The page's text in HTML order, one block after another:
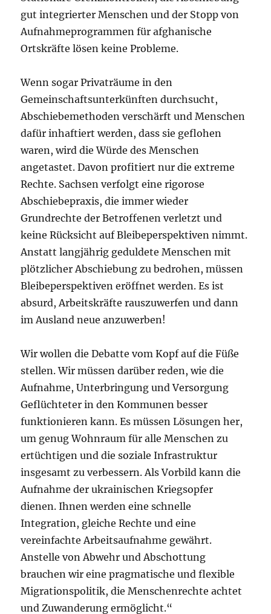
gut integrierter Menschen und der Stopp von
Aufnahmeprogrammen für afghanische
Ortskräfte lösen keine Probleme.
Wenn sogar Privaträume in den
Gemeinschaftsunterkünften durchsucht,
Abschiebemethoden verschärft und Menschen
dafür inhaftiert werden, dass sie geflohen
waren, wird die Würde des Menschen
angetastet. Davon profitiert nur die extreme
Rechte. Sachsen verfolgt eine rigorose
Abschiebepraxis, die immer wieder
Grundrechte der Betroffenen verletzt und
keine Rücksicht auf Bleibeperspektiven nimmt.
Anstatt langjährig geduldete Menschen mit
plötzlicher Abschiebung zu bedrohen, müssen
Bleibeperspektiven eröffnet werden. Es ist
absurd, Arbeitskräfte rauszuwerfen und dann
im Ausland neue anzuwerben!
Wir wollen die Debatte vom Kopf auf die Füße
stellen. Wir müssen darüber reden, wie die
Aufnahme, Unterbringung und Versorgung
Geflüchteter in den Kommunen besser
funktionieren kann. Es müssen Lösungen her,
um genug Wohnraum für alle Menschen zu
ertüchtigen und die soziale Infrastruktur
insgesamt zu verbessern. Als Vorbild kann die
Aufnahme der ukrainischen Kriegsopfer
dienen. Ihnen werden eine schnelle
Integration, gleiche Rechte und eine
vereinfachte Arbeitsaufnahme gewährt.
Anstelle von Abwehr und Abschottung
brauchen wir eine pragmatische und flexible
Migrationspolitik, die Menschenrechte achtet
und Zuwanderung ermöglicht.“